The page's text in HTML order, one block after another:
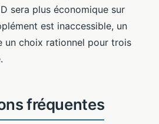
sera plus économique sur
est inaccessible, un
un choix rationnel pour trois